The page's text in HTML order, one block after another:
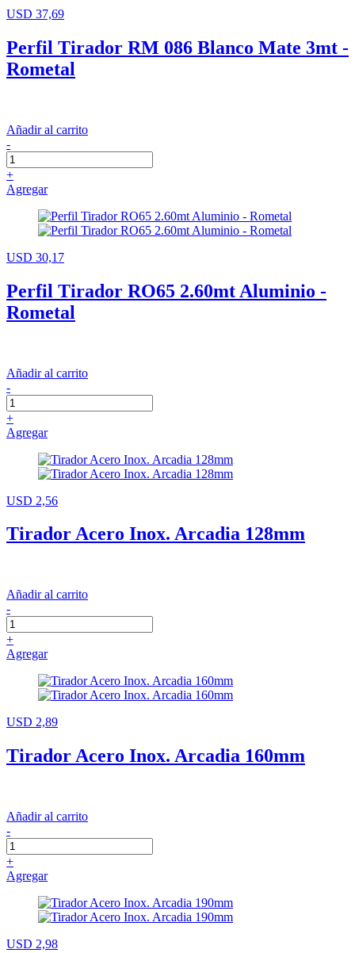
USD 37,69
Perfil Tirador RM 086 Blanco Mate 3mt -
Rometal
Añadir al carrito
-
+
Agregar
USD 30,17
Perfil Tirador RO65 2.60mt Aluminio -
Rometal
Añadir al carrito
-
+
Agregar
USD 2,56
Tirador Acero Inox. Arcadia 128mm
Añadir al carrito
-
+
Agregar
USD 2,89
Tirador Acero Inox. Arcadia 160mm
Añadir al carrito
-
+
Agregar
USD 2,98